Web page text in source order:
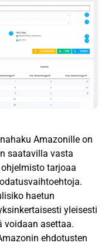
Amazonille on
saatavilla vasta
tarjoaa
haetun
yleisesti
voidaan asettaa.
ehdotusten